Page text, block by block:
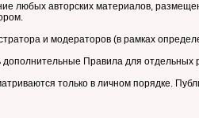
любых авторских материалов,
и модераторов (в рамках
дополнительные Правила для
только в личном порядке.